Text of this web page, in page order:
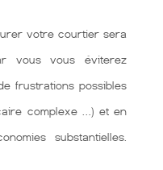
votre courtier sera
vous vous éviterez
frustrations possibles
complexe …) et en
substantielles.